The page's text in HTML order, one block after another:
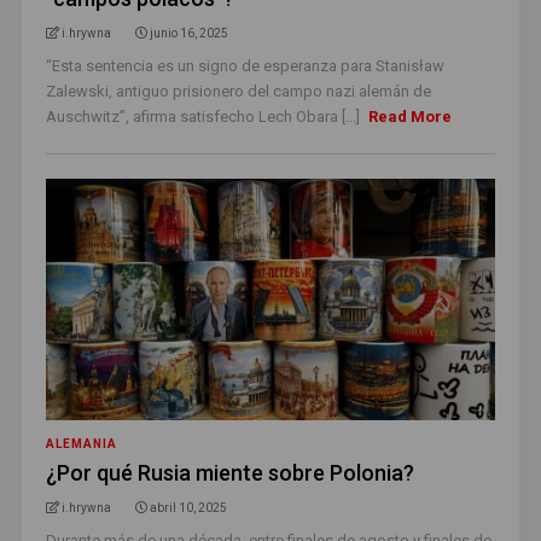
i.hrywna junio 16, 2025
“Esta sentencia es un signo de esperanza para Stanisław
Zalewski, antiguo prisionero del campo nazi alemán de
Auschwitz”, afirma satisfecho Lech Obara [...]
Read More
ALEMANIA
¿Por qué Rusia miente sobre Polonia?
i.hrywna abril 10, 2025